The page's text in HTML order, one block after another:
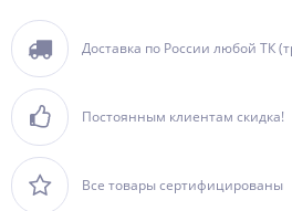
Доставка по России любой ТК
Постоянным клиентам скидка!
Все товары сертифицированы